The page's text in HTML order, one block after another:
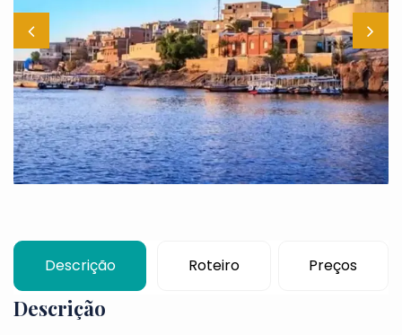
Descrição Roteiro Preços
Descrição